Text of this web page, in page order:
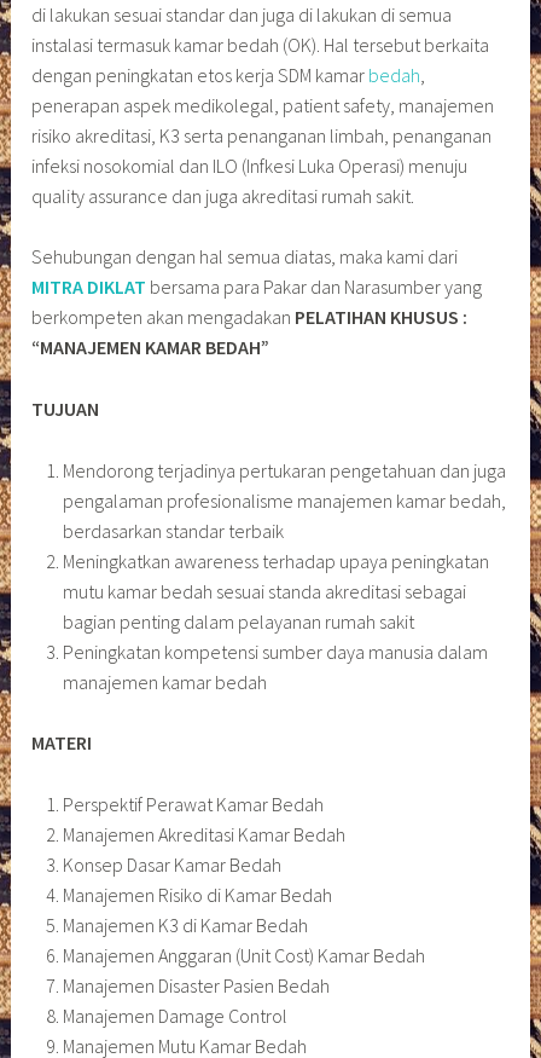
di lakukan sesuai standar dan juga di lakukan di semua
instalasi termasuk kamar bedah (OK). Hal tersebut berkaita
dengan peningkatan etos kerja SDM kamar bedah
penerapan aspek medikolegal, patient safety, manajemen
risiko akreditasi, K3 serta penanganan limbah, penanganan
infeksi nosokomial dan ILO (Infkesi Luka Operasi) menuju
quality assurance dan juga akreditasi rumah sakit.
Sehubungan dengan hal semua diatas, maka kami dari
MITRA DIKLAT bersama para Pakar dan Narasumber yang
berkompeten akan mengadakan PELATIHAN KHUSUS :
“MANAJEMEN KAMAR BEDAH”
TUJUAN
Mendorong terjadinya pertukaran pengetahuan dan juga
pengalaman profesionalisme manajemen kamar bedah,
berdasarkan standar terbaik
Meningkatkan awareness terhadap upaya peningkatan
mutu kamar bedah sesuai standa akreditasi sebagai
bagian penting dalam pelayanan rumah sakit
Peningkatan kompetensi sumber daya manusia dalam
manajemen kamar bedah
MATERI
Perspektif Perawat Kamar Bedah
Manajemen Akreditasi Kamar Bedah
Konsep Dasar Kamar Bedah
Manajemen Risiko di Kamar Bedah
Manajemen K3 di Kamar Bedah
Manajemen Anggaran (Unit Cost) Kamar Bedah
Manajemen Disaster Pasien Bedah
Manajemen Damage Control
Manajemen Mutu Kamar Bedah